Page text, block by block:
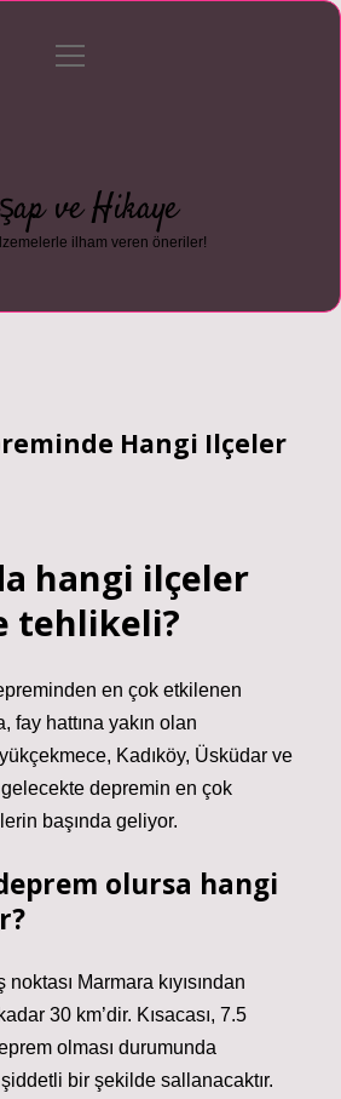
Gizlilik Politikası
menüyü
ve Hikaye
ilham veren öneriler!
Hangi Ilçeler
hangi ilçeler
tehlikeli?
en çok etkilenen
fay hattına yakın olan
Kadıköy, Üsküdar ve
depremin en çok
başında geliyor.
olursa hangi
Marmara kıyısından
30 km’dir. Kısacası, 7.5
olması durumunda
bir şekilde sallanacaktır.